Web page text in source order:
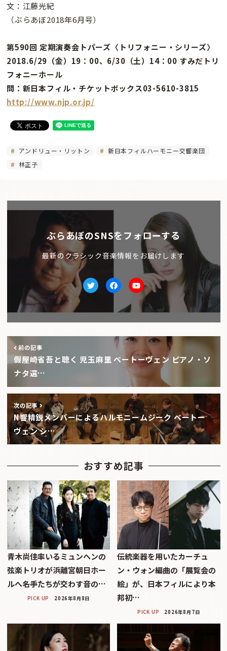
文：江藤光紀
（ぶらあぼ2018年6月号）
第590回 定期演奏会トパーズ〈トリフォニー・シリーズ〉
2018.6/29（金）19：00、6/30（土）14：00 すみだトリ
フォニーホール
問：新日本フィル・チケットボックス03-5610-3815
http://www.njp.or.jp/
アンドリュー・リットン
新日本フィルハーモニー交響楽団
林正子
ぶらあぼのSNSをフォローする
最新のクラシック音楽情報をお届けします
TwitterfacebookYoutube
前の記事
假屋崎省吾と聴く 児玉麻里 ベートーヴェン ピアノ・ソ
ナタ選…
次の記事
N響精鋭メンバーによるハルモニームジーク ベートー
ヴェン シ…
おすすめ記事
青木尚佳率いるミュンヘンの
弦楽トリオが浜離宮朝日ホー
ルへ――名手たちが交わす音の…
PICK UP 2026年8月8日
伝統楽器を用いたカーチュ
ン・ウォン編曲の「展覧会の
絵」が、日本フィルにより本
邦初…
PICK UP 2026年8月7日